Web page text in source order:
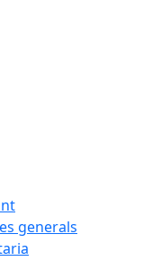
generals